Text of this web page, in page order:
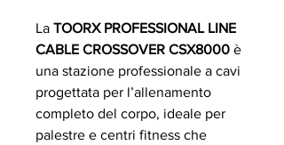
La TOORX PROFESSIONAL LINE
CABLE CROSSOVER CSX8000 è
una stazione professionale a cavi
progettata per l’allenamento
completo del corpo, ideale per
palestre e centri fitness che